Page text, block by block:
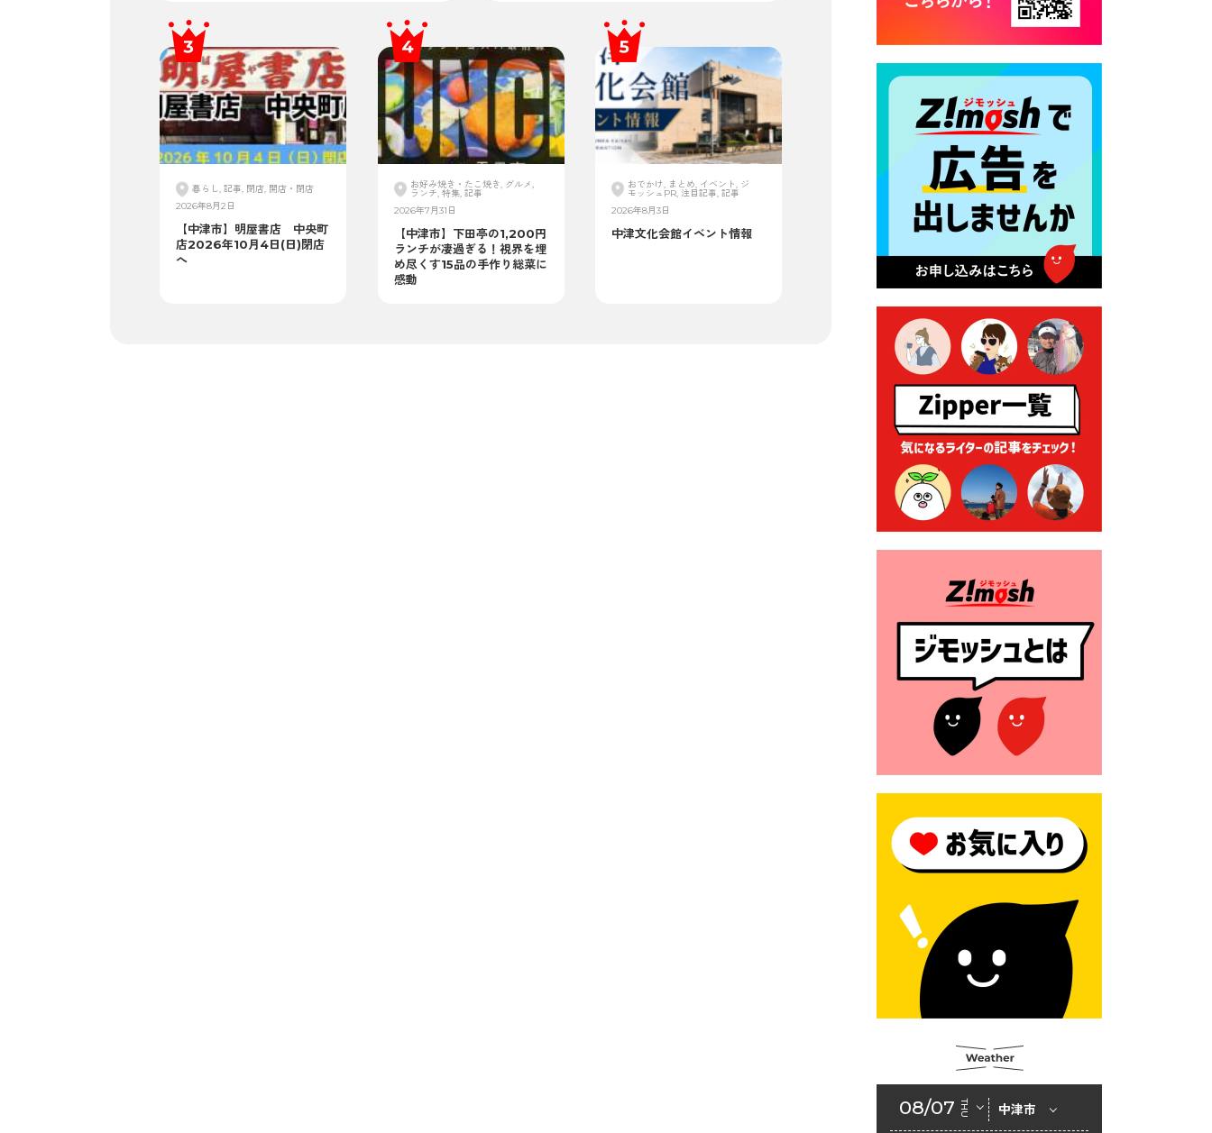
暮らし, 記事, 閉店, 開店・閉店
2026年8月2日
【中津市】明屋書店 中央町
店2026年10月4日(日)閉店
へ
お好み焼き・たこ焼き, グルメ,
ランチ, 特集, 記事
2026年7月31日
【中津市】下田亭の1,200円
ランチが凄過ぎる！視界を埋
め尽くす15品の手作り総菜に
感動
おでかけ, まとめ, イベント, ジ
モッシュPR, 注目記事, 記事
2026年8月3日
中津文化会館イベント情報
2026年7月27日 マイナンバー
カード交付に伴う休日および
平日夜間開庁の案内
2026年7月22日 令和８年度
「こども文化パスポート事
業」
2026年7月21日 卜仙の郷 お
盆期間の営業時間のお知らせ
2026年7月17日 バス経路検索
のご利用案内
2026年7月10日 台湾伝統音楽
団体 「北埔八音団・楽善軒」
公演開催のお知らせ
2026年7月9日 クラウドファ
ンディング型ふるさと納税の
実施について
2026年7月9日 農地法等に係
る各種申請に係る登記事項証
明書の添付省略について
2026年7月9日 廃食用油の回
収
2026年7月7日 「おゆずりコ
2026年7月1日 豊前市民プール
一般開放
2026年7月1日 「豊前市定住促
進奨励金」が始まります！
（令和８年４月１日施行）
2026年6月25日 指定ごみ袋価
格改定
2026年6月23日 公告一覧（市
市佐野・則尾育英会奨学生募
集の「てびき」
2026年6月18日 セアカゴケグ
モにご注意ください！
2026年6月17日 クーリングシ
ェルターの指定
センサス-活動調査
回定例会「一般質問一覧表」
08/07 THU 中津市